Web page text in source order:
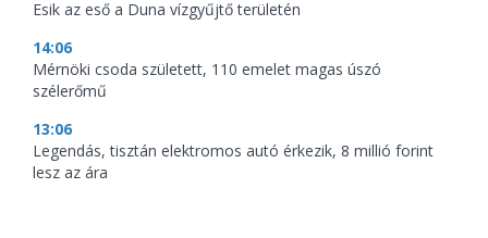
Esik az eső a Duna vízgyűjtő területén
14:06
Mérnöki csoda született, 110 emelet magas úszó
szélerőmű
13:06
Legendás, tisztán elektromos autó érkezik, 8 millió forint
lesz az ára